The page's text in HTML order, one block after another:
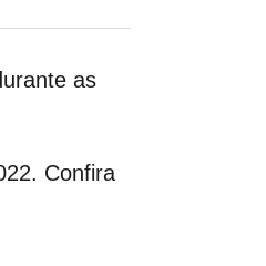
as
Confira